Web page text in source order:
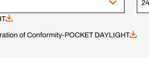
of Conformity-POCKET DAYLIGHT